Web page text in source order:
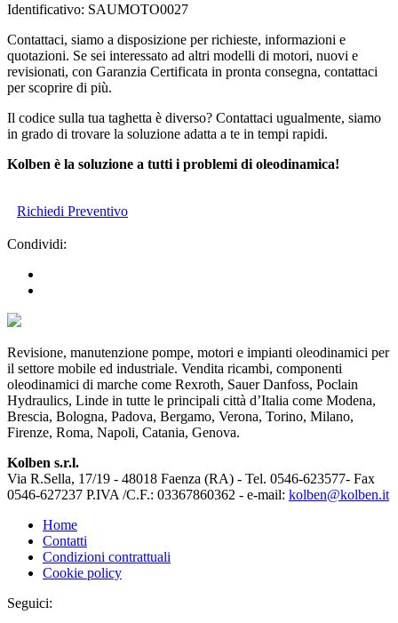
Identificativo: SAUMOTO0027
Contattaci, siamo a disposizione per richieste, informazioni e
quotazioni. Se sei interessato ad altri modelli di motori, nuovi e
revisionati, con Garanzia Certificata in pronta consegna, contattaci
per scoprire di più.
Il codice sulla tua taghetta è diverso? Contattaci ugualmente, siamo
in grado di trovare la soluzione adatta a te in tempi rapidi.
Kolben è la soluzione a tutti i problemi di oleodinamica!
Richiedi Preventivo
Condividi:
Revisione, manutenzione pompe, motori e impianti oleodinamici per
il settore mobile ed industriale. Vendita ricambi, componenti
oleodinamici di marche come Rexroth, Sauer Danfoss, Poclain
Hydraulics, Linde in tutte le principali città d’Italia come Modena,
Brescia, Bologna, Padova, Bergamo, Verona, Torino, Milano,
Firenze, Roma, Napoli, Catania, Genova.
Kolben s.r.l.
Via R.Sella, 17/19 - 48018 Faenza (RA) - Tel. 0546-623577- Fax
0546-627237 P.IVA /C.F.: 03367860362 - e-mail: kolben@kolben.it
Home
Contatti
Condizioni contrattuali
Cookie policy
Seguici: